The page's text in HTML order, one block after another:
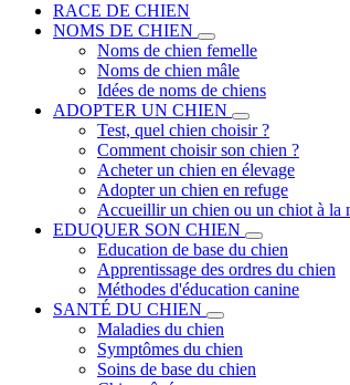
RACE DE CHIEN
NOMS DE CHIEN
Noms de chien femelle
Noms de chien mâle
Idées de noms de chiens
ADOPTER UN CHIEN
Test, quel chien choisir ?
Comment choisir son chien ?
Acheter un chien en élevage
Adopter un chien en refuge
Accueillir un chien ou un chiot à la
EDUQUER SON CHIEN
Education de base du chien
Apprentissage des ordres du chien
Méthodes d'éducation canine
SANTÉ DU CHIEN
Maladies du chien
Symptômes du chien
Soins de base du chien